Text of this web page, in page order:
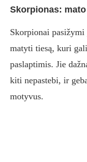
Skorpionas:
Skorpionai
matyti tiesą, kuri
paslaptimis. Jie
kiti nepastebi, ir
motyvus.